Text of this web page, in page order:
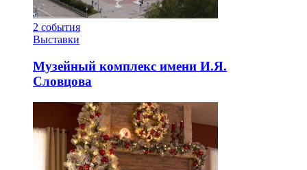
2 события
Выставки
Музейный комплекс имени И.Я.
Словцова